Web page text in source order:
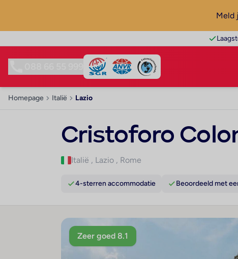
Meld
Homepage Italië Lazio
Cristoforo
Italië , Lazio , Rome
4-sterren accommodatie Beoordeeld met
Zeer goed 8.1